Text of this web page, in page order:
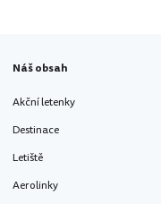
Náš obsah
Akční letenky
Destinace
Letiště
Aerolinky